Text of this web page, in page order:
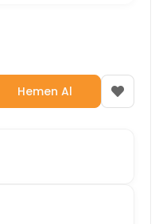
Hemen Al